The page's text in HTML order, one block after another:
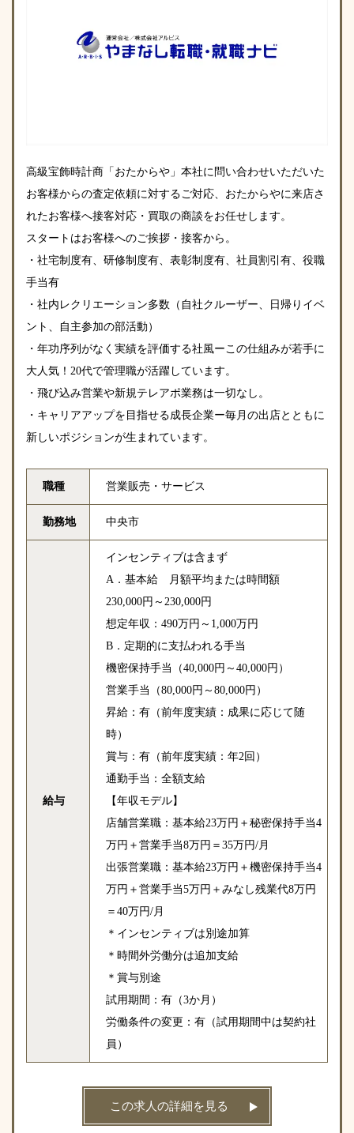
高級宝飾時計商「おたからや」本社に問い合わせいただいた
お客様からの査定依頼に対するご対応、おたからやに来店さ
れたお客様へ接客対応・買取の商談をお任せします。
スタートはお客様へのご挨拶・接客から。
・社宅制度有、研修制度有、表彰制度有、社員割引有、役職
手当有
・社内レクリエーション多数（自社クルーザー、日帰りイベ
ント、自主参加の部活動）
・年功序列がなく実績を評価する社風ーこの仕組みが若手に
大人気！20代で管理職が活躍しています。
・飛び込み営業や新規テレアポ業務は一切なし。
・キャリアアップを目指せる成長企業ー毎月の出店とともに
新しいポジションが生まれています。
職種 営業販売・サービス
勤務地 中央市
給与
インセンティブは含まず
A．基本給 月額平均または時間額
230,000円～230,000円
想定年収：490万円～1,000万円
B．定期的に支払われる手当
機密保持手当（40,000円～40,000円）
営業手当（80,000円～80,000円）
昇給：有（前年度実績：成果に応じて随
時）
賞与：有（前年度実績：年2回）
通勤手当：全額支給
【年収モデル】
店舗営業職：基本給23万円＋秘密保持手当4
万円＋営業手当8万円＝35万円/月
出張営業職：基本給23万円＋機密保持手当4
万円＋営業手当5万円＋みなし残業代8万円
＝40万円/月
＊インセンティブは別途加算
＊時間外労働分は追加支給
＊賞与別途
試用期間：有（3か月）
労働条件の変更：有（試用期間中は契約社
員）
この求人の詳細を見る